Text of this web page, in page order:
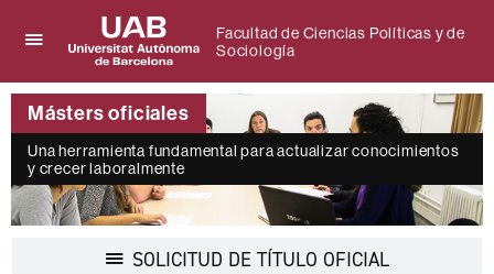
aquí
para
desplegar
el
menú
de
Facultad
de
Universitat
Autònoma
de
Barcelona
Facultad de Ciencias Políticas y de
Sociología
Másters oficiales
Una herramienta fundamental para actualizar conocimientos
y crecer laboralmente
SOLICITUD DE TÍTULO OFICIAL